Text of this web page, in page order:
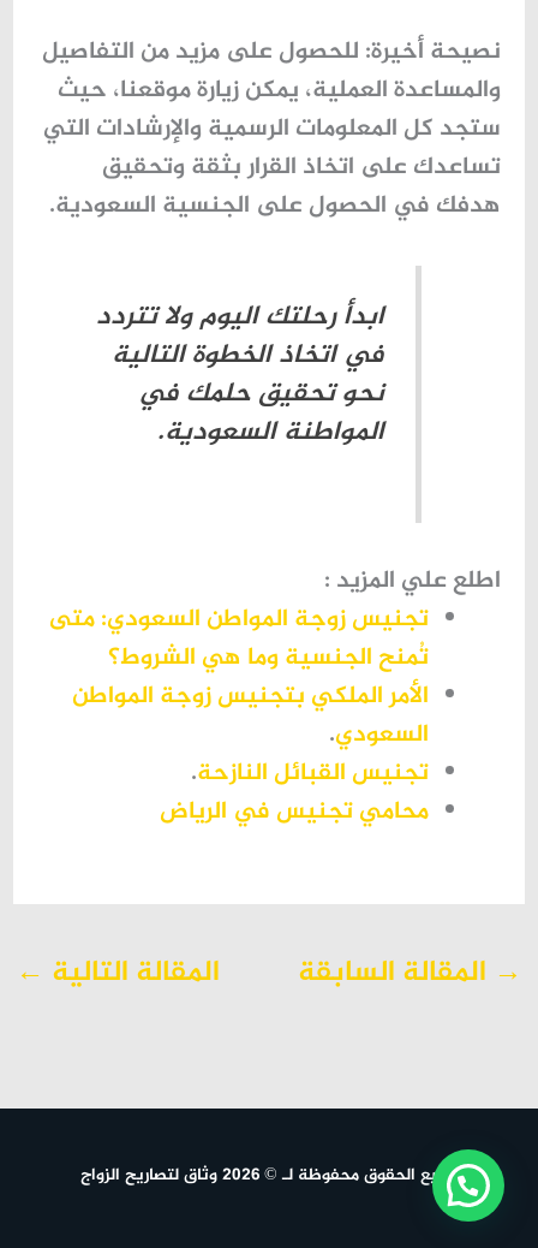
نصيحة أخيرة: للحصول على مزيد من التفاصيل
والمساعدة العملية، يمكن زيارة موقعنا، حيث
ستجد كل المعلومات الرسمية والإرشادات التي
تساعدك على اتخاذ القرار بثقة وتحقيق
هدفك في الحصول على الجنسية السعودية.
ابدأ رحلتك اليوم ولا تتردد
في اتخاذ الخطوة التالية
نحو تحقيق حلمك في
المواطنة السعودية.
اطلع علي المزيد :
تجنيس زوجة المواطن السعودي: متى
تُمنح الجنسية وما هي الشروط؟
الأمر الملكي بتجنيس زوجة المواطن
السعودي.
تجنيس القبائل النازحة.
محامي تجنيس في الرياض
→ المقالة السابقة المقالة التالية ←
جميع الحقوق محفوظة لـ © 2026 وثاق لتصاريح الزواج